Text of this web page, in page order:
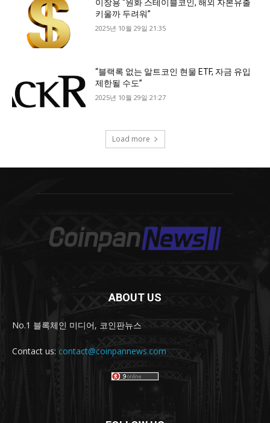
ABOUT US
No.1 블록체인 미디어, 코인판뉴스
Contact us: contact@coinpannews.com